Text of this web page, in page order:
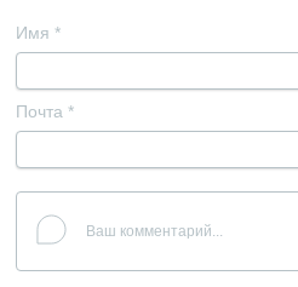
Имя *
Почта *